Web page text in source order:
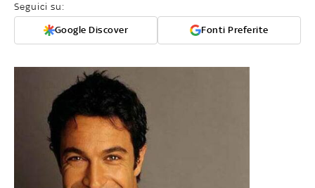
Seguici su:
Google Discover Fonti Preferite